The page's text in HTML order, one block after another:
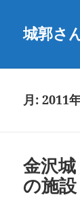
城郭さ
月:2011
金沢
の施設